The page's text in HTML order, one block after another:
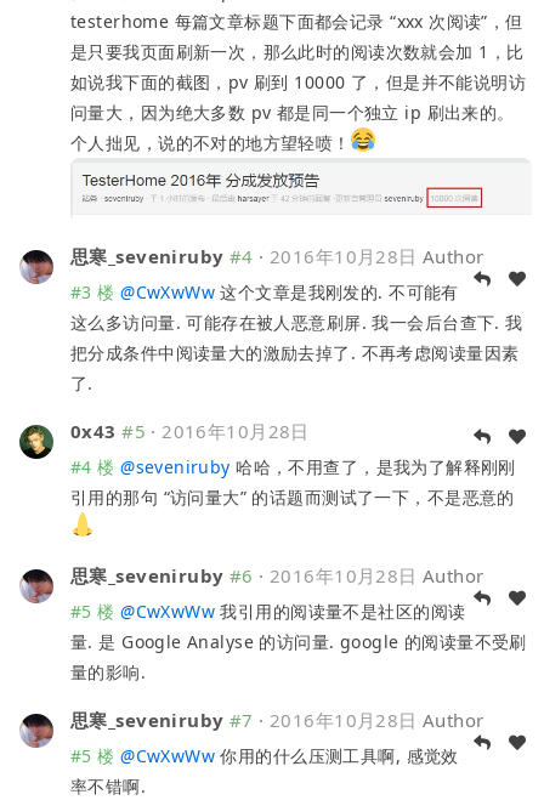
testerhome 每篇文章标题下面都会记录 “xxx 次阅读”，但
是只要我页面刷新一次，那么此时的阅读次数就会加 1，比
如说我下面的截图，pv 刷到 10000 了，但是并不能说明访
问量大，因为绝大多数 pv 都是同一个独立 ip 刷出来的。
个人拙见，说的不对的地方望轻喷！
思寒_seveniruby #4 · 2016年10月28日 Author
#3 楼 @CwXwWw 这个文章是我刚发的. 不可能有
这么多访问量. 可能存在被人恶意刷屏. 我一会后台查下. 我
把分成条件中阅读量大的激励去掉了. 不再考虑阅读量因素
了.
0x43 #5 ·2016年10月28日
#4 楼 @seveniruby 哈哈，不用查了，是我为了解释刚刚
引用的那句 “访问量大” 的话题而测试了一下，不是恶意的
思寒_seveniruby #6 · 2016年10月28日 Author
#5 楼 @CwXwWw 我引用的阅读量不是社区的阅读
量. 是 Google Analyse 的访问量. google 的阅读量不受刷
量的影响.
思寒_seveniruby #7 · 2016年10月28日 Author
#5 楼 @CwXwWw 你用的什么压测工具啊, 感觉效
率不错啊.